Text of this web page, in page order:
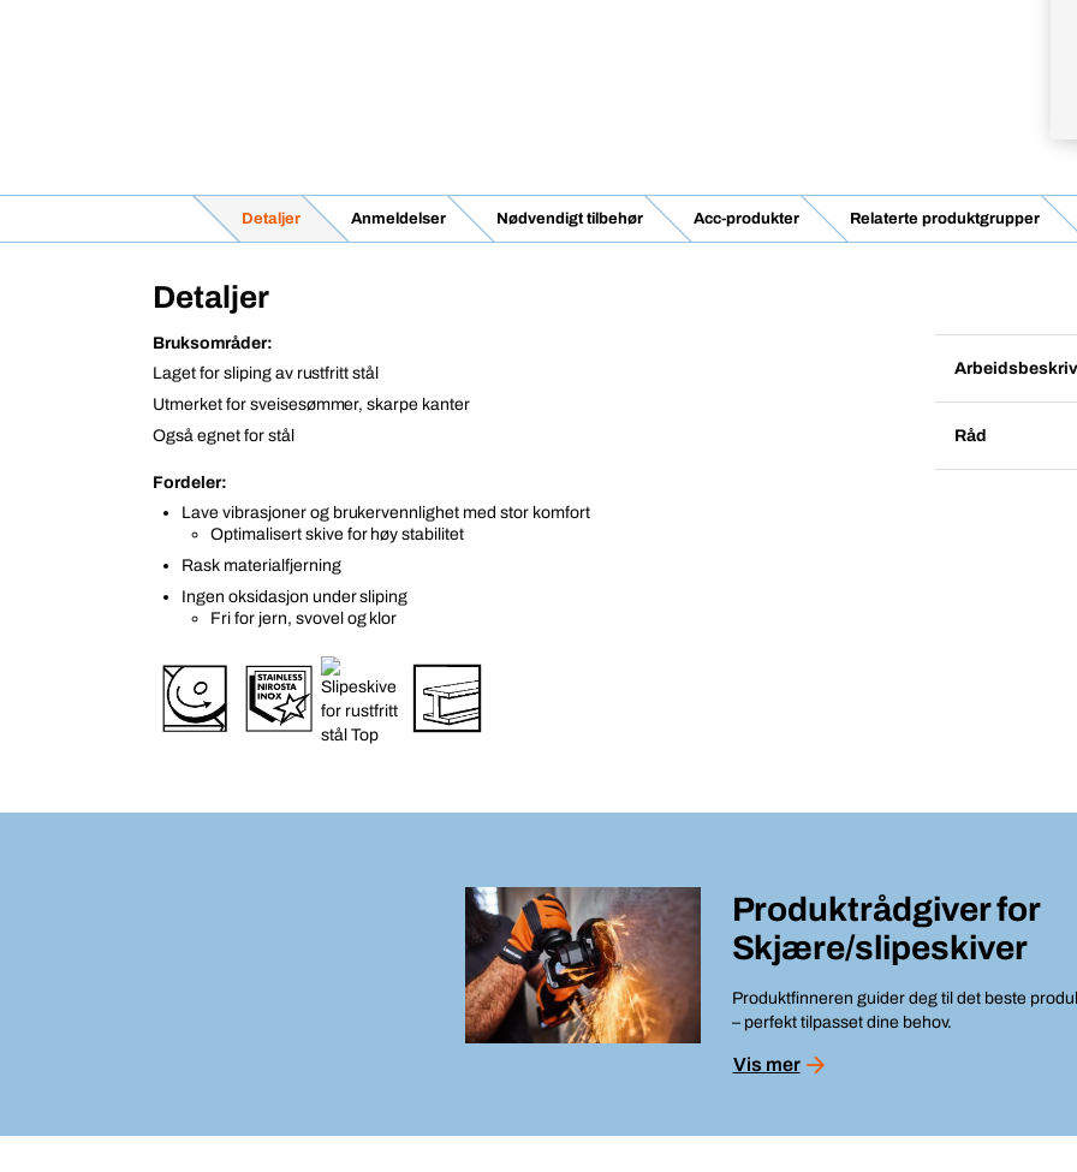
Detaljer Anmeldelser Nødvendigt tilbehør Acc-produkter Relaterte produktgrupper
Detaljer
Bruksområder:
Laget for sliping av rustfritt stål
Utmerket for sveisesømmer, skarpe kanter
Også egnet for stål
Fordeler:
Lave vibrasjoner og brukervennlighet med stor komfort
Optimalisert skive for høy stabilitet
Rask materialfjerning
Ingen oksidasjon under sliping
Fri for jern, svovel og klor
Råd
Produktrådgiver for
Skjære/slipeskiver
Produktfinneren guider deg til det beste
– perfekt tilpasset dine behov.
Vis mer